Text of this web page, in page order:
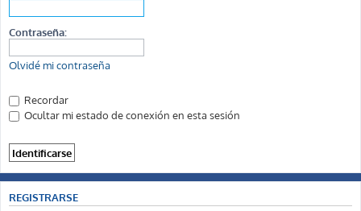
Contraseña:
Olvidé mi contraseña
Recordar
Ocultar mi estado de conexión en esta sesión
REGISTRARSE